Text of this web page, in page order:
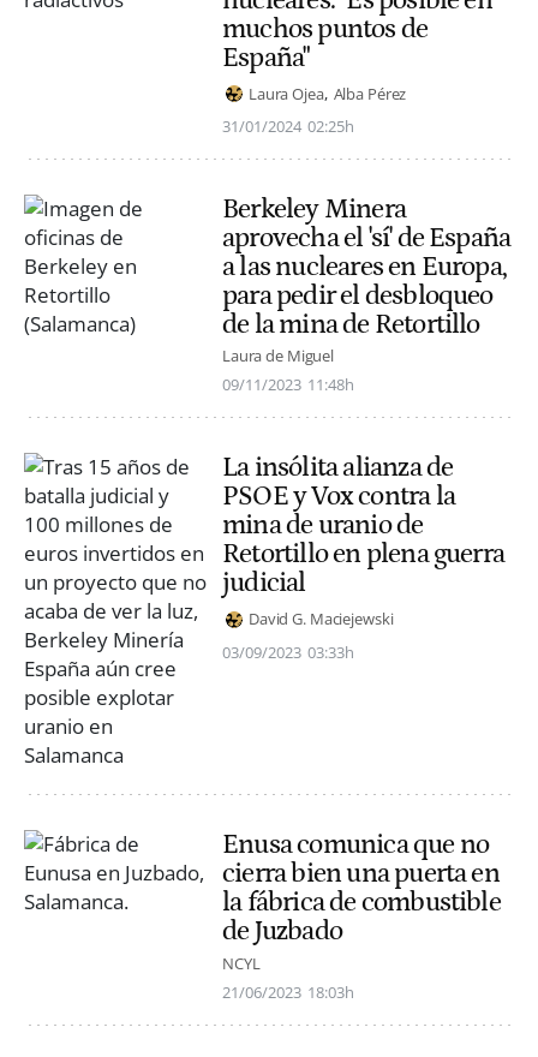
muchos puntos de
España"
Laura Ojea Alba Pérez
31/01/2024 02:25h
Berkeley Minera
aprovecha el 'sí' de España
a las nucleares en Europa,
para pedir el desbloqueo
de la mina de Retortillo
Laura de Miguel
09/11/2023 11:48h
La insólita alianza de
PSOE y Vox contra la
mina de uranio de
Retortillo en plena guerra
judicial
David G. Maciejewski
03/09/2023 03:33h
Enusa comunica que no
cierra bien una puerta en
la fábrica de combustible
de Juzbado
NCYL
21/06/2023 18:03h